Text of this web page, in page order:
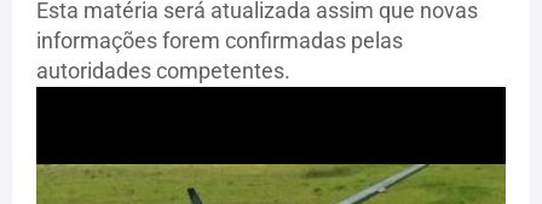
Esta matéria será atualizada assim que novas
informações forem confirmadas pelas
autoridades competentes.